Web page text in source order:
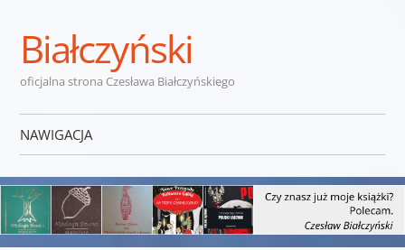
Białczyński
oficjalna strona Czesława Białczyńskiego
NAWIGACJA